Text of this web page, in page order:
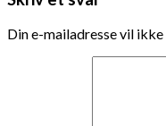
Din e-mailadresse vil